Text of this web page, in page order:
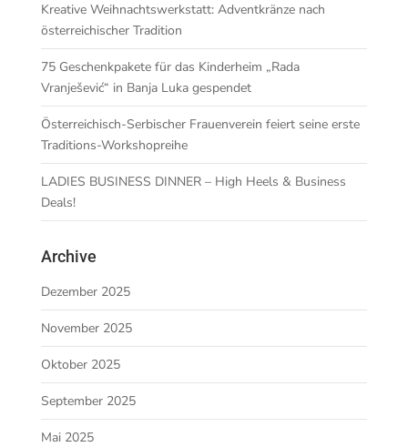
Kreative Weihnachtswerkstatt: Adventkränze nach
österreichischer Tradition
75 Geschenkpakete für das Kinderheim „Rada
Vranješević“ in Banja Luka gespendet
Österreichisch-Serbischer Frauenverein feiert seine erste
Traditions-Workshopreihe
LADIES BUSINESS DINNER – High Heels & Business
Deals!
Archive
Dezember 2025
November 2025
Oktober 2025
September 2025
Mai 2025